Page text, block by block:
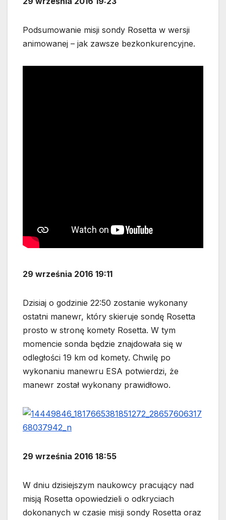
Podsumowanie misji sondy Rosetta w wersji
animowanej – jak zawsze bezkonkurencyjne.
29 września 2016 19:11
Dzisiaj o godzinie 22:50 zostanie wykonany
ostatni manewr, który skieruje sondę Rosetta
prosto w stronę komety Rosetta. W tym
momencie sonda będzie znajdowała się w
odległości 19 km od komety. Chwilę po
wykonaniu manewru ESA potwierdzi, że
manewr został wykonany prawidłowo.
29 września 2016 18:55
W dniu dzisiejszym naukowcy pracujący nad
misją Rosetta opowiedzieli o odkryciach
dokonanych w czasie misji sondy Rosetta oraz